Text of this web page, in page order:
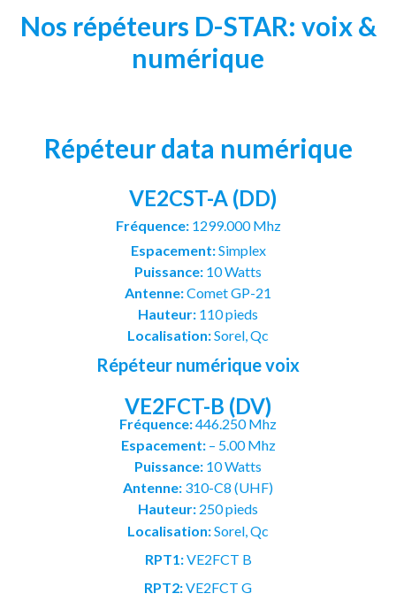
Nos répéteurs D-STAR: voix &
numérique
Répéteur data numérique
VE2CST-A (DD)
Fréquence: 1299.000 Mhz
Espacement:Simplex
Puissance: 10 Watts
Antenne:Comet GP-21
Hauteur: 110 pieds
Localisation:Sorel, Qc
Répéteur numérique voix
VE2FCT-B (DV)
Fréquence:446.250 Mhz
Espacement:– 5.00 Mhz
Puissance: 10 Watts
Antenne: 310-C8 (UHF)
Hauteur: 250 pieds
Localisation:Sorel, Qc
RPT1:VE2FCT B
RPT2:VE2FCT G